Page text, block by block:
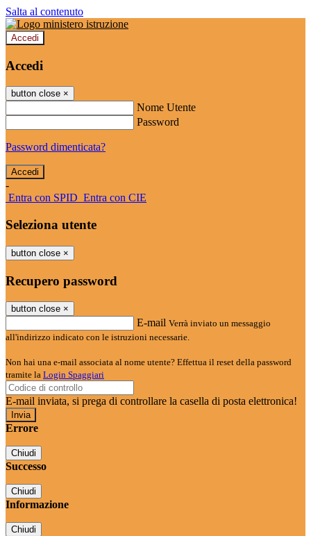
Salta al contenuto
Accedi
Accedi
button close ×
Nome Utente
Password
Password dimenticata?
-
Entra con SPID Entra con CIE
Seleziona utente
button close ×
Recupero password
button close ×
E-mail Verrà inviato un messaggio
all'indirizzo indicato con le istruzioni necessarie.
Non hai una e-mail associata al nome utente? Effettua il reset della password
tramite la Login Spaggiari
E-mail inviata, si prega di controllare la casella di posta elettronica!
Errore
Chiudi
Successo
Chiudi
Informazione
Chiudi